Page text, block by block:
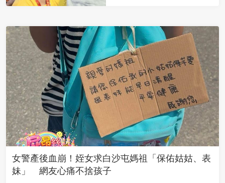
女警產後血崩！姪女求白沙屯媽祖「保佑姑姑、表
妹」 網友心痛不捨孩子